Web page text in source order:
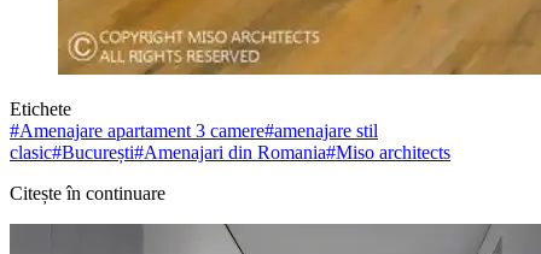
Etichete
#Amenajare apartament 3 camere#amenajare stil
clasic#București#Amenajari din Romania#Miso architects
Citește în continuare